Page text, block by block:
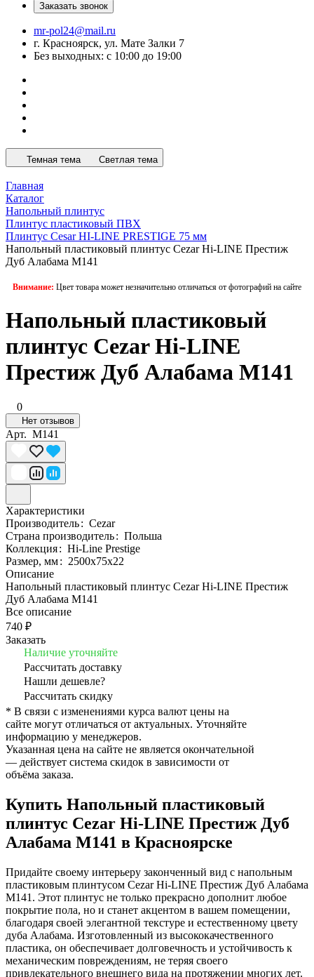
Заказать звонок
mr-pol24@mail.ru
г. Красноярск, ул. Мате Залки 7
Без выходных: с 10:00 до 19:00
Темная тема Светлая тема
Главная
Каталог
Напольный плинтус
Плинтус пластиковый ПВХ
Плинтус Cesar HI-LINE PRESTIGE 75 мм
Напольный пластиковый плинтус Cezar Hi-LINE Престиж
Дуб Алабама M141
Внимание: Цвет товара может незначительно отличаться от фотографий на сайте
Напольный пластиковый
плинтус Cezar Hi-LINE
Престиж Дуб Алабама M141
0
Нет отзывов
Арт. M141
Характеристики
Производитель: Cezar
Страна производитель: Польша
Коллекция: Hi-Line Prestige
Размер, мм: 2500x75x22
Описание
Напольный пластиковый плинтус Cezar Hi-LINE Престиж
Дуб Алабама M141
Все описание
740 ₽
Заказать
Наличие уточняйте
Рассчитать доставку
Нашли дешевле?
Рассчитать скидку
* В связи с изменениями курса валют цены на
сайте могут отличаться от актуальных. Уточняйте
информацию у менеджеров.
Указанная цена на сайте не является окончательной
— действует система скидок в зависимости от
объёма заказа.
Купить Напольный пластиковый
плинтус Cezar Hi-LINE Престиж Дуб
Алабама M141 в Красноярске
Придайте своему интерьеру законченный вид с напольным
пластиковым плинтусом Cezar Hi-LINE Престиж Дуб Алабама
M141. Этот плинтус не только прекрасно дополнит любое
покрытие пола, но и станет акцентом в вашем помещении,
благодаря своей элегантной текстуре и естественному цвету
дуба Алабама. Изготовленный из высококачественного
пластика, он обеспечивает долговечность и устойчивость к
механическим повреждениям, не теряя своего
привлекательного внешнего вида на протяжении многих лет.